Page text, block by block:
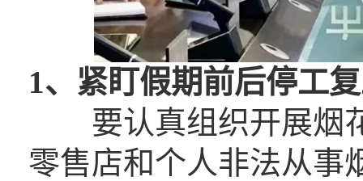
1、 紧盯假期前后停工
要认真组织开展烟花
零售店和个人非法从事